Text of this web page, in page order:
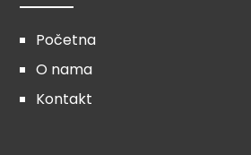
Početna
O nama
Kontakt